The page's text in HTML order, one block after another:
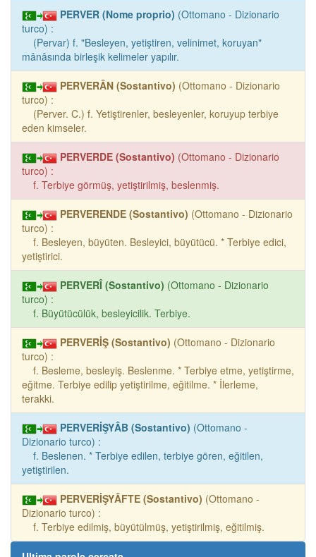
PERVER (Nome proprio) (Ottomano - Dizionario
turco) :
(Pervar) f. "Besleyen, yetiştiren, velinimet, koruyan"
mânâsında birleşik kelimeler yapılır.
PERVERÂN (Sostantivo) (Ottomano - Dizionario
turco) :
(Perver. C.) f. Yetiştirenler, besleyenler, koruyup terbiye
eden kimseler.
PERVERDE (Sostantivo) (Ottomano - Dizionario
turco) :
f. Terbiye görmüş, yetiştirilmiş, beslenmiş.
PERVERENDE (Sostantivo) (Ottomano - Dizionario
turco) :
f. Besleyen, büyüten. Besleyici, büyütücü. * Terbiye edici,
yetiştirici.
PERVERÎ (Sostantivo) (Ottomano - Dizionario
turco) :
f. Büyütücülük, besleyicilik. Terbiye.
PERVERİŞ (Sostantivo) (Ottomano - Dizionario
turco) :
f. Besleme, besleyiş. Beslenme. * Terbiye etme, yetiştirme,
eğitme. Terbiye edilip yetiştirilme, eğitilme. * İlerleme,
terakki.
PERVERİŞYÂB (Sostantivo) (Ottomano -
Dizionario turco) :
f. Beslenen. * Terbiye edilen, terbiye gören, eğitilen,
yetiştirilen.
PERVERİŞYÂFTE (Sostantivo) (Ottomano -
Dizionario turco) :
f. Terbiye edilmiş, büyütülmüş, yetiştirilmiş, eğitilmiş.